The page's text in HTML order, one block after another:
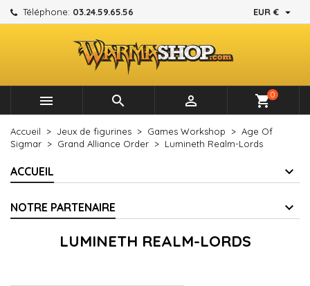
Téléphone: 03.24.59.65.56 EUR € 
   shopping_cart0
Accueil Jeux de figurines Games Workshop
Age Of
Sigmar
Grand Alliance Order Lumineth Realm-Lords
ACCUEIL
NOTRE PARTENAIRE
LUMINETH REALM-LORDS
Mes listes d'envies ×
Créer une nouvelle liste
((modalTitle)) ×
((confirmMessage))
((cancelText)) ((modalDeleteText))
Créer une liste d'envies ×
Nom de la liste d'envies
Annuler Créer une liste d'envies
Connexion ×
Vous devez être connecté pour ajouter des produits à
votre liste d'envies.